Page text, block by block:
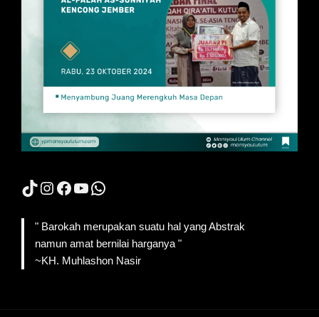
TikTok
Instagram
Facebook
YouTube
WhatsApp
" Barokah merupakan suatu hal yang Abstrak
namun amat bernilai harganya "
~KH. Muhlashon Nasir